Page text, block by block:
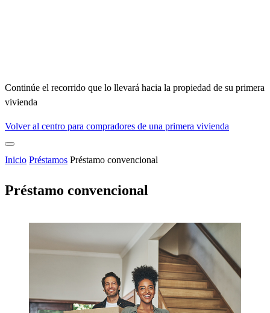
Continúe el recorrido que lo llevará hacia la propiedad de su primera
vivienda
Volver al centro para compradores de una primera vivienda
Inicio Préstamos Préstamo convencional
Préstamo convencional